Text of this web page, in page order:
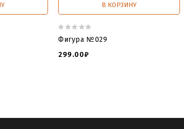
В КОРЗИНУ
Фигура №029
299.00₽